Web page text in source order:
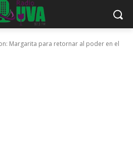
Margarita para retornar al poder en el